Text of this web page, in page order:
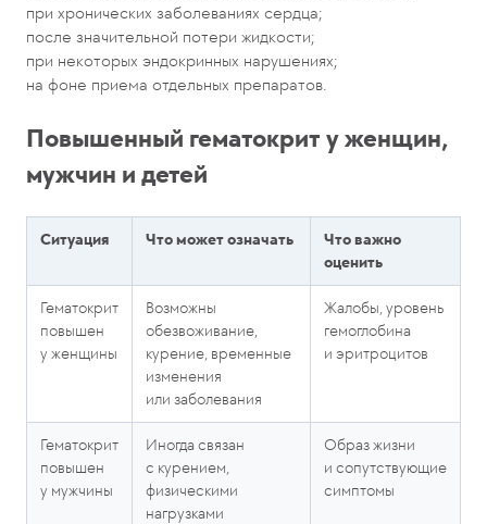
при хронических заболеваниях сердца;
после значительной потери жидкости;
при некоторых эндокринных нарушениях;
на фоне приема отдельных препаратов.
Повышенный гематокрит у женщин,
мужчин и детей
Ситуация Что может означать
Что важно
оценить
Гематокрит
повышен
у женщины
Возможны
обезвоживание,
курение, временные
изменения
или заболевания
Жалобы, уровень
гемоглобина
и эритроцитов
Гематокрит
повышен
у мужчины
Иногда связан
с курением,
физическими
нагрузками
Образ жизни
и сопутствующие
симптомы